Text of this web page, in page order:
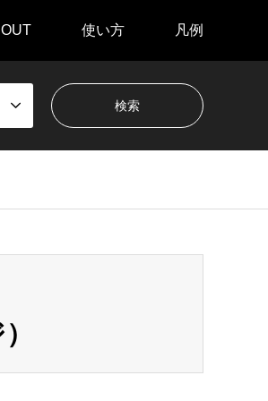
使い方 凡例